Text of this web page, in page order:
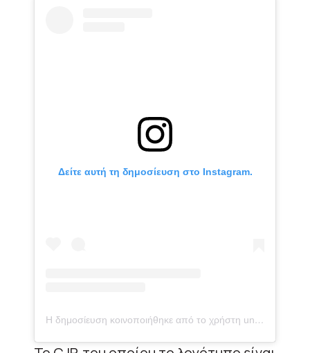
Δείτε αυτή τη δημοσίευση στο Instagram.
Η δημοσίευση κοινοποιήθηκε από το χρήστη unknown name (@cockroachjantapartykiawaz)